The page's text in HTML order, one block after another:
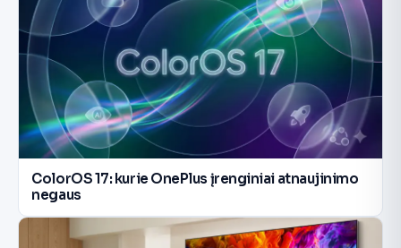
ColorOS 17: kurie OnePlus įrenginiai atnaujinimo
negaus